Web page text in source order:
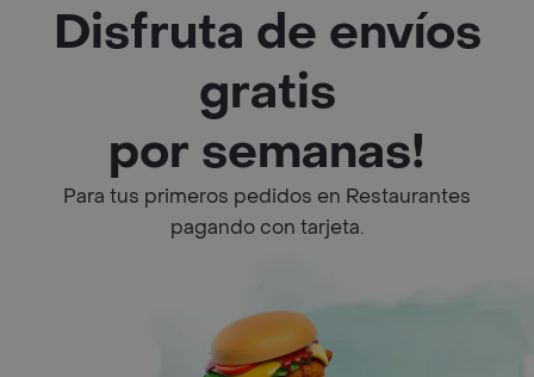
Disfruta de envíos
gratis
por semanas!
Para tus primeros pedidos en Restaurantes
pagando con tarjeta.